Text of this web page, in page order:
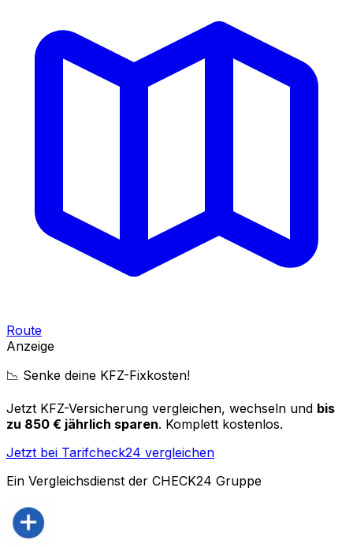
Route
Anzeige
📉 Senke deine KFZ-Fixkosten!
Jetzt KFZ-Versicherung vergleichen, wechseln und bis
zu 850 € jährlich sparen. Komplett kostenlos.
Jetzt bei Tarifcheck24 vergleichen
Ein Vergleichsdienst der CHECK24 Gruppe